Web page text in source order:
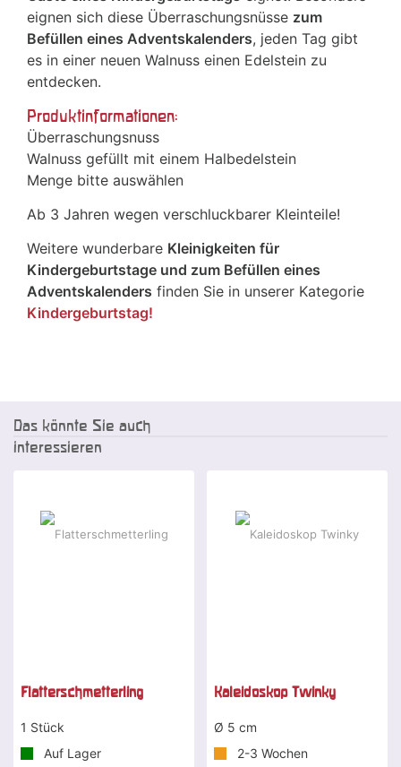
eignen sich diese Überraschungsnüsse zum
Befüllen eines Adventskalenders, jeden Tag gibt
es in einer neuen Walnuss einen Edelstein zu
entdecken.
Produktinformationen:
Überraschungsnuss
Walnuss gefüllt mit einem Halbedelstein
Menge bitte auswählen
Ab 3 Jahren wegen verschluckbarer Kleinteile!
Weitere wunderbare Kleinigkeiten für
Kindergeburtstage und zum Befüllen eines
Adventskalenders finden Sie in unserer Kategorie
Kindergeburtstag!
Das könnte Sie auch
interessieren
Flatterschmetterling
1 Stück
Auf Lager
Kaleidoskop Twinky
Ø 5 cm
2-3 Wochen